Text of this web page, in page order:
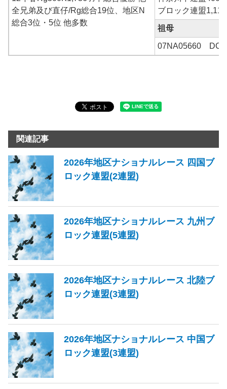
全兄弟及び直仔/Rg総合19位、地区N
総合3位・5位 他多数
ブロック連盟
祖母
07NA05660
関連記事
2026年地区ナショナルレース 四国ブ
ロック連盟(2連盟)
2026年地区ナショナルレース 九州ブ
ロック連盟(5連盟)
2026年地区ナショナルレース 北陸ブ
ロック連盟(3連盟)
2026年地区ナショナルレース 中国ブ
ロック連盟(3連盟)